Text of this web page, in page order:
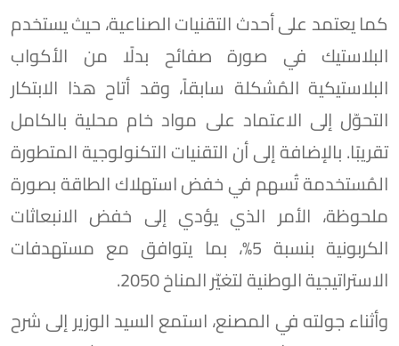
كما يعتمد على أحدث التقنيات الصناعية، حيث يستخدم
البلاستيك في صورة صفائح بدلًا من الأكواب
البلاستيكية المُشكلة سابقاً، وقد أتاح هذا الابتكار
التحوّل إلى الاعتماد على مواد خام محلية بالكامل
تقريبًا. بالإضافة إلى أن التقنيات التكنولوجية المتطورة
المُستخدمة تُسهم في خفض استهلاك الطاقة بصورة
ملحوظة، الأمر الذي يؤدي إلى خفض الانبعاثات
الكربونية بنسبة 5%، بما يتوافق مع مستهدفات
الاستراتيجية الوطنية لتغيّر المناخ 2050.
وأثناء جولته في المصنع، استمع السيد الوزير إلى شرح